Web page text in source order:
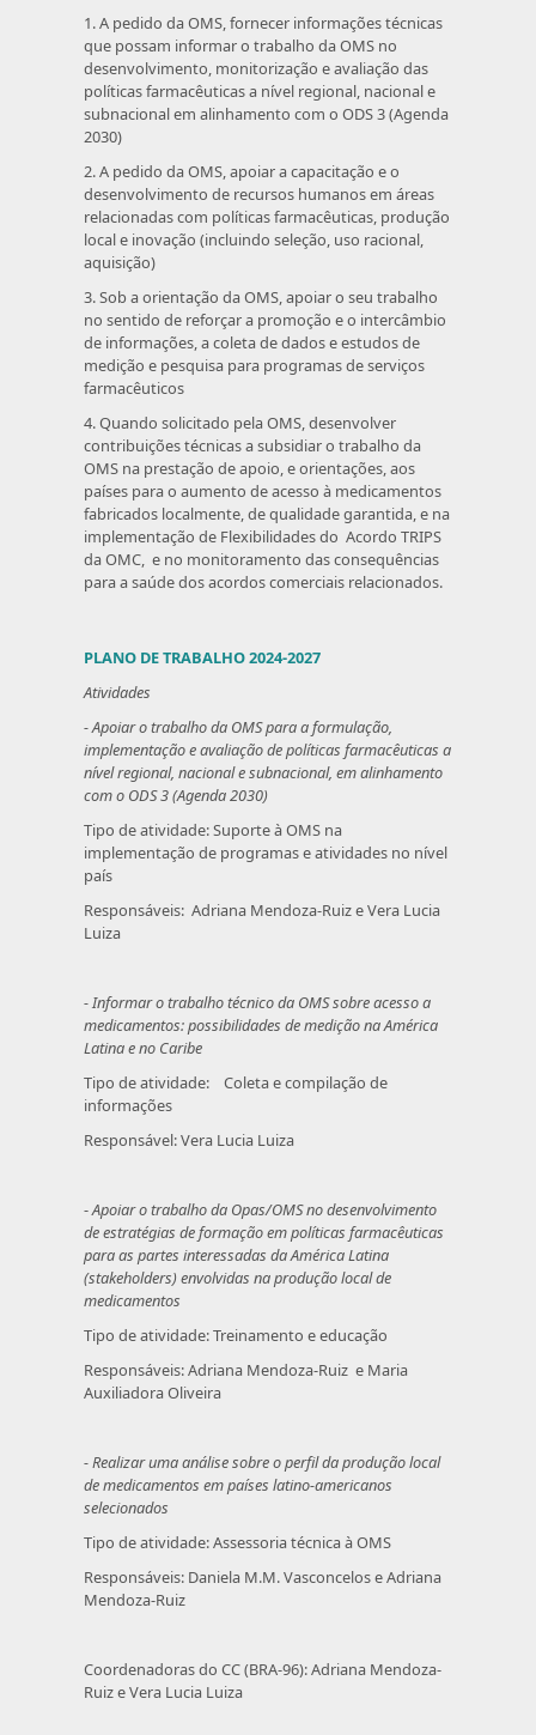
1. A pedido da OMS, fornecer informações técnicas
que possam informar o trabalho da OMS no
desenvolvimento, monitorização e avaliação das
políticas farmacêuticas a nível regional, nacional e
subnacional em alinhamento com o ODS 3 (Agenda
2030)
2. A pedido da OMS, apoiar a capacitação e o
desenvolvimento de recursos humanos em áreas
relacionadas com políticas farmacêuticas, produção
local e inovação (incluindo seleção, uso racional,
aquisição)
3. Sob a orientação da OMS, apoiar o seu trabalho
no sentido de reforçar a promoção e o intercâmbio
de informações, a coleta de dados e estudos de
medição e pesquisa para programas de serviços
farmacêuticos
4. Quando solicitado pela OMS, desenvolver
contribuições técnicas a subsidiar o trabalho da
OMS na prestação de apoio, e orientações, aos
países para o aumento de acesso à medicamentos
fabricados localmente, de qualidade garantida, e na
implementação de Flexibilidades do Acordo TRIPS
da OMC, e no monitoramento das consequências
para a saúde dos acordos comerciais relacionados.
PLANO DE TRABALHO 2024-2027
Atividades
- Apoiar o trabalho da OMS para a formulação,
implementação e avaliação de políticas farmacêuticas a
nível regional, nacional e subnacional, em alinhamento
com o ODS 3 (Agenda 2030)
Tipo de atividade: Suporte à OMS na
implementação de programas e atividades no nível
país
Responsáveis: Adriana Mendoza-Ruiz e Vera Lucia
Luiza
- Informar o trabalho técnico da OMS sobre acesso a
medicamentos: possibilidades de medição na América
Latina e no Caribe
Tipo de atividade: Coleta e compilação de
informações
Responsável: Vera Lucia Luiza
-Apoiar o trabalho da Opas/OMS no desenvolvimento
de estratégias de formação em políticas farmacêuticas
para as partes interessadas da América Latina
(stakeholders) envolvidas na produção local de
medicamentos
Tipo de atividade: Treinamento e educação
Responsáveis: Adriana Mendoza-Ruiz e Maria
Auxiliadora Oliveira
- Realizar uma análise sobre o perfil da produção local
de medicamentos em países latino-americanos
selecionados
Tipo de atividade: Assessoria técnica à OMS
Responsáveis: Daniela M.M. Vasconcelos e Adriana
Mendoza-Ruiz
Coordenadoras do CC (BRA-96): Adriana Mendoza-
Ruiz e Vera Lucia Luiza